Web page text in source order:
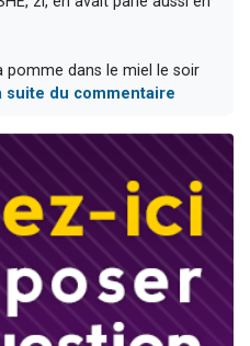
pomme dans le miel le soir
suite du commentaire